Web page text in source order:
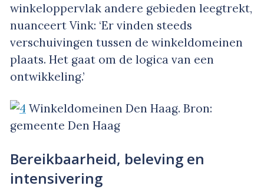
winkeloppervlak andere gebieden leegtrekt,
nuanceert Vink: ‘Er vinden steeds
verschuivingen tussen de winkeldomeinen
plaats. Het gaat om de logica van een
ontwikkeling.’
Winkeldomeinen Den Haag. Bron:
gemeente Den Haag
Bereikbaarheid, beleving en
intensivering